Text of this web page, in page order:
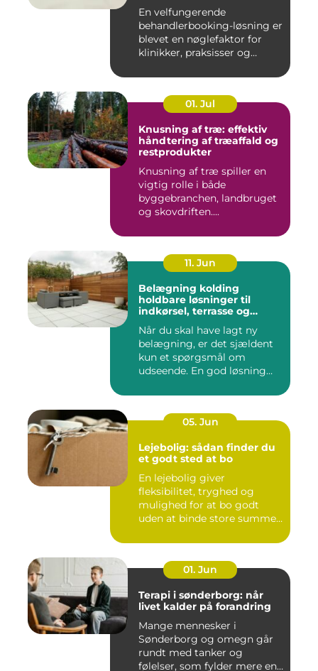
En velfungerende
behandlerbooking-løsning er
blevet en nøglefaktor for
klinikker, praksisser og
01. Jul
Knusning af træ: effektiv
håndtering af træaffald og
restprodukter
Knusning af træ spiller en
vigtig rolle i både
byggebranchen, landbruget
og skovdriften....
11. Jun
Belægning kolding
holdbare løsninger til
indkørsel, terrasse og
Når du skal have lagt ny
belægning, er det sjældent
kun et spørgsmål om
udseende. En god løsning
05. Jun
Lejebolig: sådan finder du
et godt sted at bo
En lejebolig giver
fleksibilitet, tryghed og
mulighed for at bo godt
uden at binde store summer
01. Jun
Terapi i sønderborg: når
livet kalder på forandring
Mange mennesker i
Sønderborg og omegn går
rundt med tanker og
følelser, som fylder mere end